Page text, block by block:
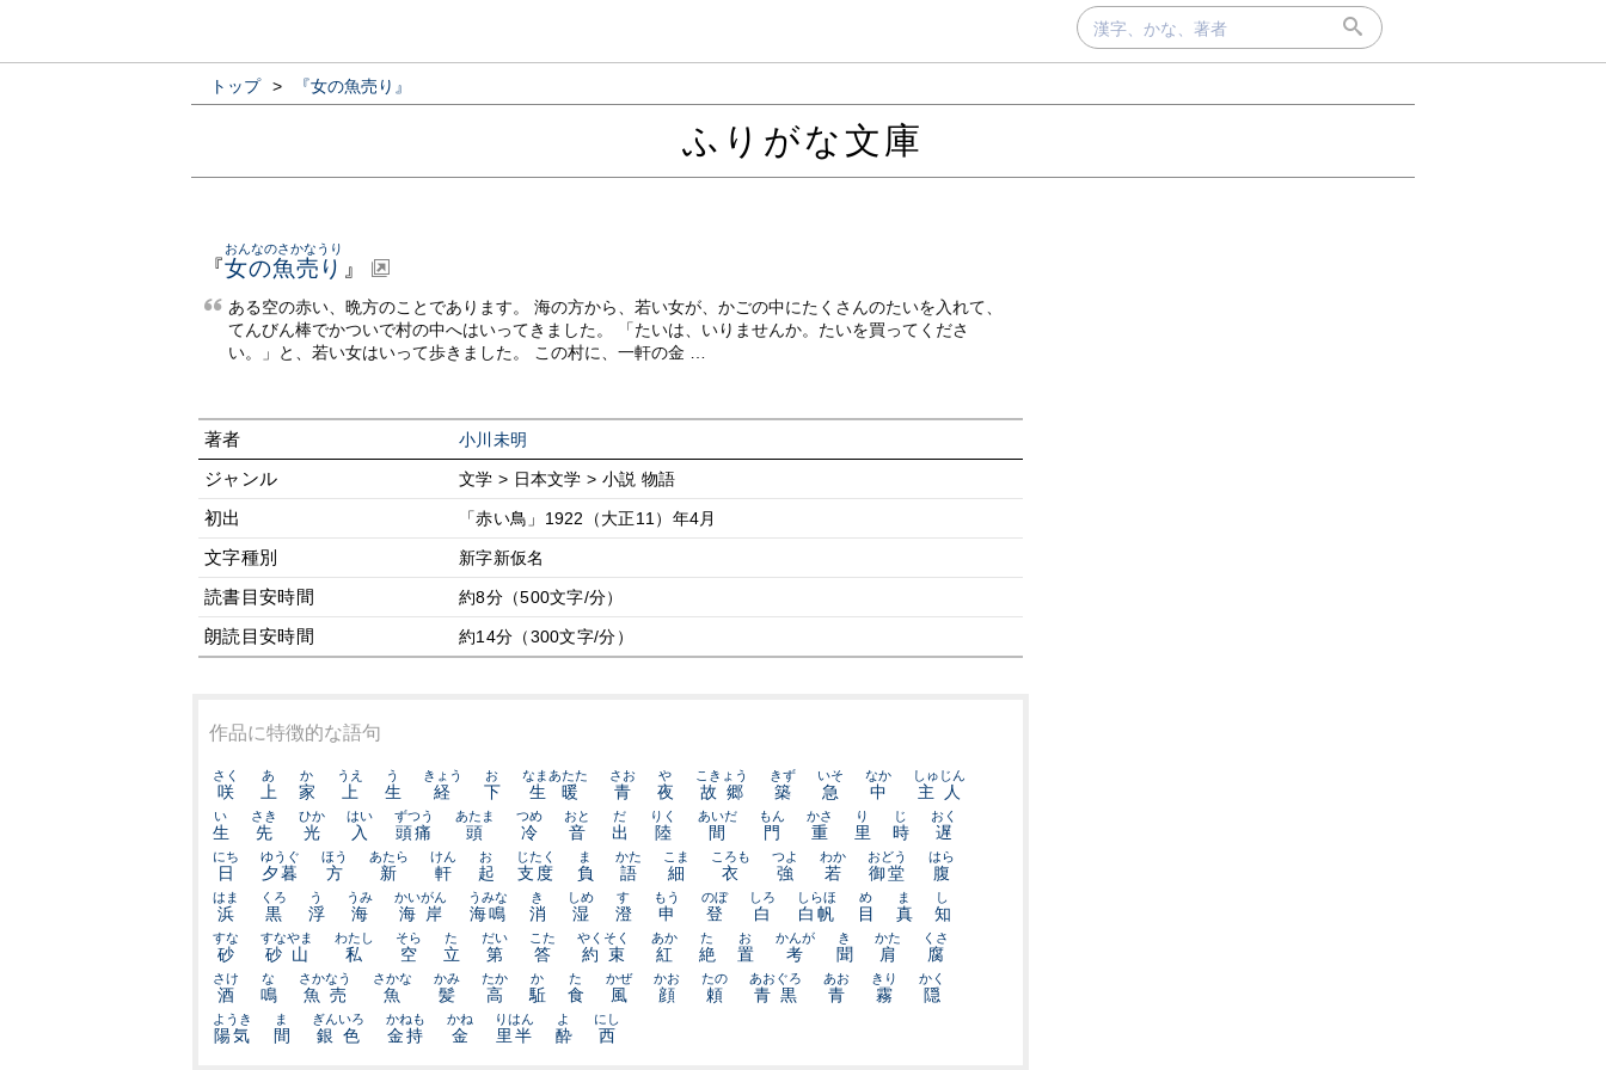
トップ > 『女の魚売り』
ふりがな文庫
『女の魚売り
おんなのさかなうり
』
ある空の赤い、晩方のことであります。 海の方から、若い女が、かごの中にたくさんのたいを入れて、
てんびん棒でかついで村の中へはいってきました。 「たいは、いりませんか。たいを買ってくださ
い。」と、若い女はいって歩きました。 この村に、一軒の金 …
著者 小川未明
ジャンル 文学 > 日本文学 > 小説 物語
初出 「赤い鳥」1922（大正11）年4月
文字種別 新字新仮名
読書目安時間 約8分（500文字/分）
朗読目安時間 約14分（300文字/分）
作品に特徴的な語句
咲
さく
上
あ
家
か
上
うえ
生
う
経
きょう
下
お
生暖
なまあたた
青
さお
夜
や
故郷
こきょう
築
きず
急
いそ
中
なか
主人
しゅじん
生
い
先
さき
光
ひか
入
はい
頭痛
ずつう
頭
あたま
冷
つめ
音
おと
出
だ
陸
りく
間
あいだ
門
もん
重
かさ
里
り
時
じ
遅
おく
日
にち
夕暮
ゆうぐ
方
ほう
新
あたら
軒
けん
起
お
支度
じたく
負
ま
語
かた
細
こま
衣
ころも
強
つよ
若
わか
御堂
おどう
腹
はら
浜
はま
黒
くろ
浮
う
海
うみ
海岸
かいがん
海鳴
うみな
消
き
湿
しめ
澄
す
申
もう
登
のぼ
白
しろ
白帆
しらほ
目
め
真
ま
知
し
砂
すな
砂山
すなやま
私
わたし
空
そら
立
た
第
だい
答
こた
約束
やくそく
紅
あか
絶
た
置
お
考
かんが
聞
き
肩
かた
腐
くさ
酒
さけ
鳴
な
魚売
さかなう
魚
さかな
髪
かみ
高
たか
駈
か
食
た
風
かぜ
顔
かお
頼
たの
青黒
あおぐろ
青
あお
霧
きり
隠
かく
陽気
ようき
間
ま
銀色
ぎんいろ
金持
かねも
金
かね
里半
りはん
酔
よ
西
にし